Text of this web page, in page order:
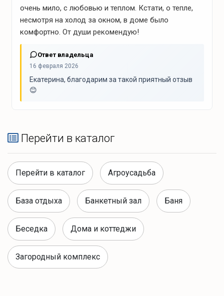
Шампуры
Терраса
Костровая зона
Банные шапки
Что для развлечений?
Спокойный отдых
Качели
очень мило, с любовью и теплом. Кстати, о тепле,
несмотря на холод за окном, в доме было
комфортно. От души рекомендую!
Ответ владельца
16 февраля 2026
Екатерина, благодарим за такой приятный отзыв
😊
Перейти в каталог
Перейти в каталог Агроусадьба
База отдыха Банкетный зал Баня
Беседка Дома и коттеджи
Загородный комплекс